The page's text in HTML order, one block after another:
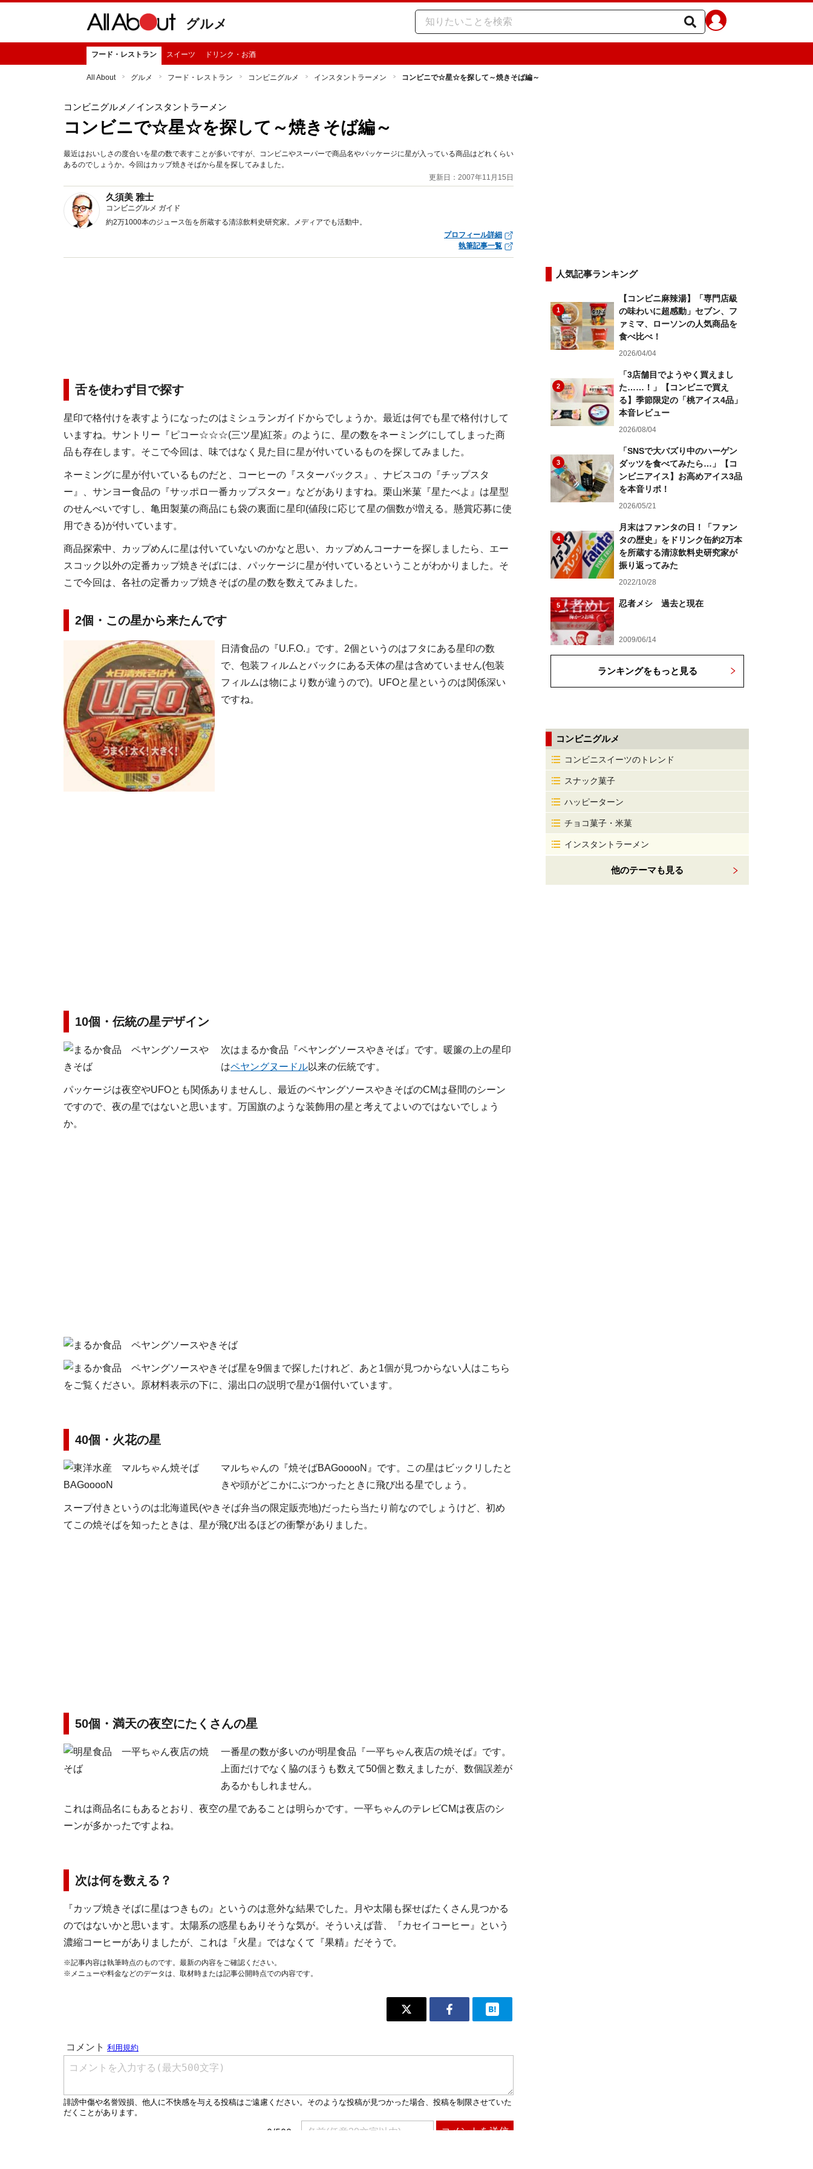
グルメ
フード・レストラン スイーツ ドリンク・お酒
All About グルメ フード・レストラン コンビニグルメ インスタントラーメン コンビニで☆星☆を探して～焼きそば編～
コンビニグルメ ／インスタントラーメン
コンビニで☆星☆を探して～焼きそば編～
最近はおいしさの度合いを星の数で表すことが多いですが、コンビニやスーパーで商品名やパッケージに星が入っている商品はどれくらい
あるのでしょうか。今回はカップ焼きそばから星を探してみました。
更新日：2007年11月15日
久須美 雅士
コンビニグルメ ガイド
約2万1000本のジュース缶を所蔵する清涼飲料史研究家。メディアでも活動中。
プロフィール詳細
執筆記事一覧
舌を使わず目で探す
星印で格付けを表すようになったのはミシュランガイドからでしょうか。最近は何でも星で格付けして
いますね。サントリー『ピコー☆☆☆(三ツ星)紅茶』のように、星の数をネーミングにしてしまった商
品も存在します。そこで今回は、味ではなく見た目に星が付いているものを探してみました。
ネーミングに星が付いているものだと、コーヒーの『スターバックス』、ナビスコの『チップスタ
ー』、サンヨー食品の『サッポロ一番カップスター』などがありますね。栗山米菓『星たべよ』は星型
のせんべいですし、亀田製菓の商品にも袋の裏面に星印(値段に応じて星の個数が増える。懸賞応募に使
用できる)が付いています。
商品探索中、カップめんに星は付いていないのかなと思い、カップめんコーナーを探しましたら、エー
スコック以外の定番カップ焼きそばには、パッケージに星が付いているということがわかりました。そ
こで今回は、各社の定番カップ焼きそばの星の数を数えてみました。
2個・この星から来たんです
日清食品の『U.F.O.』です。2個というのはフタにある星印の数
で、包装フィルムとバックにある天体の星は含めていません(包装
フィルムは物により数が違うので)。UFOと星というのは関係深い
ですね。
10個・伝統の星デザイン
次はまるか食品『ペヤングソースやきそば』です。暖簾の上の星印
はペヤングヌードル以来の伝統です。
パッケージは夜空やUFOとも関係ありませんし、最近のペヤングソースやきそばのCMは昼間のシーン
ですので、夜の星ではないと思います。万国旗のような装飾用の星と考えてよいのではないでしょう
か。
星を9個まで探したけれど、あと1個が見つからない人はこちら
をご覧ください。原材料表示の下に、湯出口の説明で星が1個付いています。
40個・火花の星
マルちゃんの『焼そばBAGooooN』です。この星はビックリしたと
きや頭がどこかにぶつかったときに飛び出る星でしょう。
スープ付きというのは北海道民(やきそば弁当の限定販売地)だったら当たり前なのでしょうけど、初め
てこの焼そばを知ったときは、星が飛び出るほどの衝撃がありました。
50個・満天の夜空にたくさんの星
一番星の数が多いのが明星食品『一平ちゃん夜店の焼そば』です。
上面だけでなく脇のほうも数えて50個と数えましたが、数個誤差が
あるかもしれません。
これは商品名にもあるとおり、夜空の星であることは明らかです。一平ちゃんのテレビCMは夜店のシ
ーンが多かったですよね。
次は何を数える？
『カップ焼きそばに星はつきもの』というのは意外な結果でした。月や太陽も探せばたくさん見つかる
のではないかと思います。太陽系の惑星もありそうな気が。そういえば昔、『カセイコーヒー』という
濃縮コーヒーがありましたが、これは『火星』ではなくて『果精』だそうで。
※記事内容は執筆時点のものです。最新の内容をご確認ください。
※メニューや料金などのデータは、取材時または記事公開時点での内容です。
人気記事ランキング
1
【コンビニ麻辣湯】「専門店級
の味わいに超感動」セブン、フ
ァミマ、ローソンの人気商品を
食べ比べ！
2026/04/04
2
「3店舗目でようやく買えまし
た……！」【コンビニで買え
る】季節限定の「桃アイス4品」
本音レビュー
2026/08/04
3
「SNSで大バズり中のハーゲン
ダッツを食べてみたら…」【コ
ンビニアイス】お高めアイス3品
を本音リポ！
2026/05/21
4
月末はファンタの日！「ファン
タの歴史」をドリンク缶約2万本
を所蔵する清涼飲料史研究家が
振り返ってみた
2022/10/28
5 忍者メシ 過去と現在
2009/06/14
ランキングをもっと見る
コンビニグルメ
コンビニスイーツのトレンド
スナック菓子
ハッピーターン
チョコ菓子・米菓
インスタントラーメン
他のテーマも見る